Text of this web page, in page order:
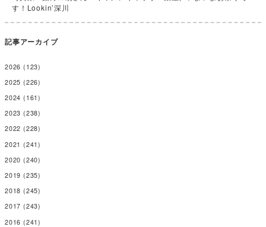
す！Lookin’深川
記事アーカイブ
2026 (123)
2025 (226)
2024 (161)
2023 (238)
2022 (228)
2021 (241)
2020 (240)
2019 (235)
2018 (245)
2017 (243)
2016 (241)